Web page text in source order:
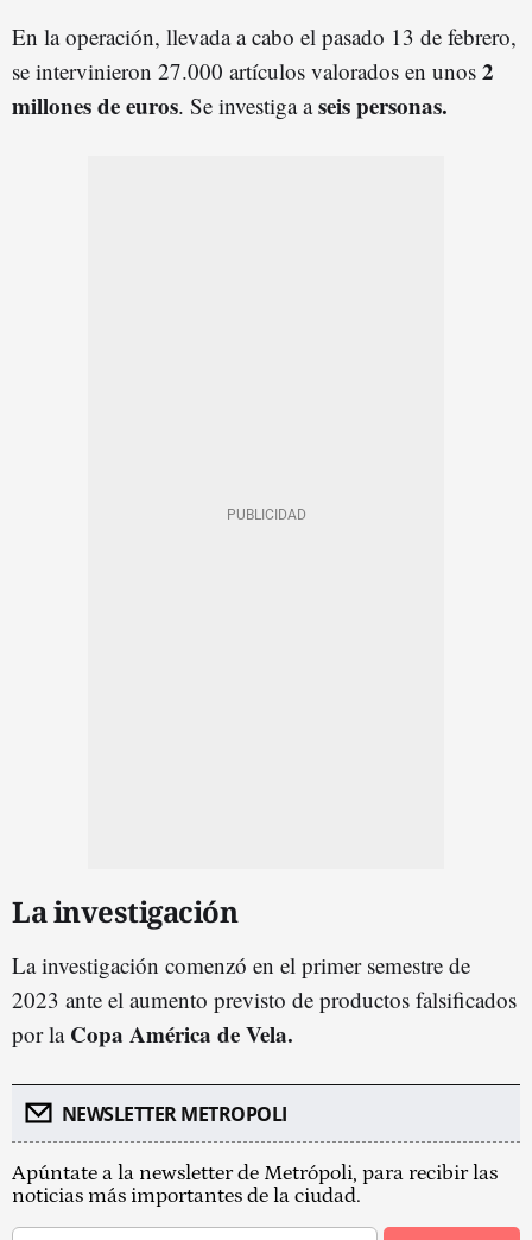
En la operación, llevada a cabo el pasado 13 de febrero,
se intervinieron 27.000 artículos valorados en unos 2
millones de euros. Se investiga aseis personas.
La investigación
La investigación comenzó en el primer semestre de
2023 ante el aumento previsto de productos falsificados
por laCopa América de Vela.
NEWSLETTER METROPOLI
Apúntate a la newsletter de Metrópoli, para recibir las
noticias más importantes de la ciudad.